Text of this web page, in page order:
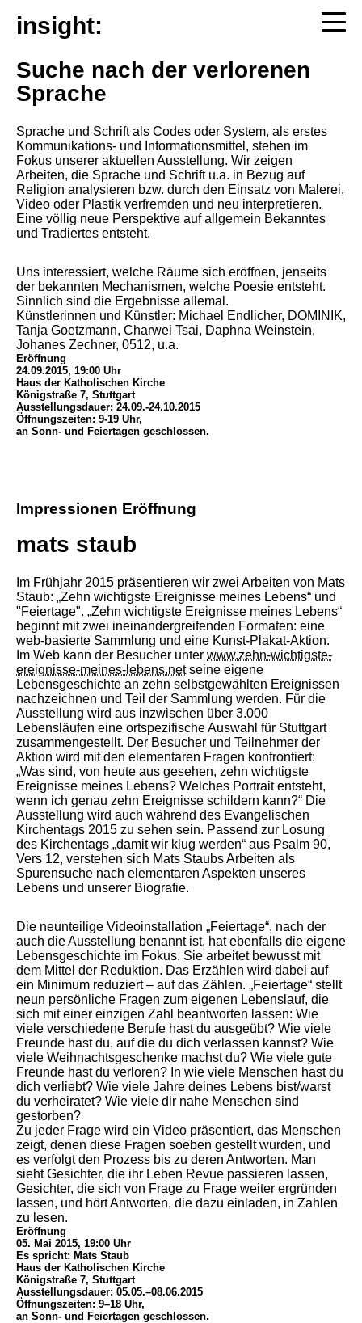
insight:
Suche nach der verlorenen
Sprache
Sprache und Schrift als Codes oder System, als erstes
Kommunikations- und Informationsmittel, stehen im
Fokus unserer aktuellen Ausstellung. Wir zeigen
Arbeiten, die Sprache und Schrift u.a. in Bezug auf
Religion analysieren bzw. durch den Einsatz von Malerei,
Video oder Plastik verfremden und neu interpretieren.
Eine völlig neue Perspektive auf allgemein Bekanntes
und Tradiertes entsteht.
Uns interessiert, welche Räume sich eröffnen, jenseits
der bekannten Mechanismen, welche Poesie entsteht.
Sinnlich sind die Ergebnisse allemal.
Künstlerinnen und Künstler: Michael Endlicher, DOMINIK,
Tanja Goetzmann, Charwei Tsai, Daphna Weinstein,
Johanes Zechner, 0512, u.a.
Eröffnung
24.09.2015, 19:00 Uhr
Haus der Katholischen Kirche
Königstraße 7, Stuttgart
Ausstellungsdauer: 24.09.-24.10.2015
Öffnungszeiten: 9-19 Uhr,
an Sonn- und Feiertagen geschlossen.
Impressionen Eröffnung
mats staub
Im Frühjahr 2015 präsentieren wir zwei Arbeiten von Mats
Staub: „Zehn wichtigste Ereignisse meines Lebens“ und
"Feiertage". „Zehn wichtigste Ereignisse meines Lebens“
beginnt mit zwei ineinandergreifenden Formaten: eine
web-basierte Sammlung und eine Kunst-Plakat-Aktion.
Im Web kann der Besucher unter www.zehn-wichtigste-
ereignisse-meines-lebens.netseine eigene
Lebensgeschichte an zehn selbstgewählten Ereignissen
nachzeichnen und Teil der Sammlung werden. Für die
Ausstellung wird aus inzwischen über 3.000
Lebensläufen eine ortspezifische Auswahl für Stuttgart
zusammengestellt. Der Besucher und Teilnehmer der
Aktion wird mit den elementaren Fragen konfrontiert:
„Was sind, von heute aus gesehen, zehn wichtigste
Ereignisse meines Lebens? Welches Portrait entsteht,
wenn ich genau zehn Ereignisse schildern kann?“ Die
Ausstellung wird auch während des Evangelischen
Kirchentags 2015 zu sehen sein. Passend zur Losung
des Kirchentags „damit wir klug werden“ aus Psalm 90,
Vers 12, verstehen sich Mats Staubs Arbeiten als
Spurensuche nach elementaren Aspekten unseres
Lebens und unserer Biografie.
Die neunteilige Videoinstallation „Feiertage“, nach der
auch die Ausstellung benannt ist, hat ebenfalls die eigene
Lebensgeschichte im Fokus. Sie arbeitet bewusst mit
dem Mittel der Reduktion. Das Erzählen wird dabei auf
ein Minimum reduziert – auf das Zählen. „Feiertage“ stellt
neun persönliche Fragen zum eigenen Lebenslauf, die
sich mit einer einzigen Zahl beantworten lassen: Wie
viele verschiedene Berufe hast du ausgeübt? Wie viele
Freunde hast du, auf die du dich verlassen kannst? Wie
viele Weihnachtsgeschenke machst du? Wie viele gute
Freunde hast du verloren? In wie viele Menschen hast du
dich verliebt? Wie viele Jahre deines Lebens bist/warst
du verheiratet? Wie viele dir nahe Menschen sind
gestorben?
Zu jeder Frage wird ein Video präsentiert, das Menschen
zeigt, denen diese Fragen soeben gestellt wurden, und
es verfolgt den Prozess bis zu deren Antworten. Man
sieht Gesichter, die ihr Leben Revue passieren lassen,
Gesichter, die sich von Frage zu Frage weiter ergründen
lassen, und hört Antworten, die dazu einladen, in Zahlen
zu lesen.
Eröffnung
05. Mai 2015, 19:00 Uhr
Es spricht: Mats Staub
Haus der Katholischen Kirche
Königstraße 7, Stuttgart
Ausstellungsdauer: 05.05.–08.06.2015
Öffnungszeiten: 9–18 Uhr,
an Sonn- und Feiertagen geschlossen.